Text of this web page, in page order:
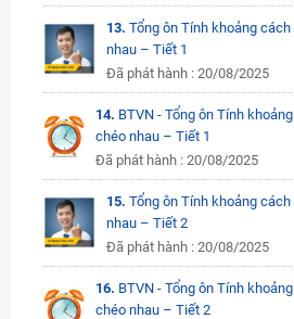
13. Tổng ôn Tính khoảng
nhau – Tiết 1
Đã phát hành : 20/08/2025
14. BTVN - Tổng ôn Tính
chéo nhau – Tiết 1
Đã phát hành : 20/08/2025
15. Tổng ôn Tính khoảng
nhau – Tiết 2
Đã phát hành : 20/08/2025
16. BTVN - Tổng ôn Tính
chéo nhau – Tiết 2